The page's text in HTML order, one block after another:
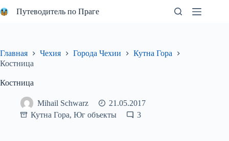
к
Путеводитель по Праге
Главная Чехия Города Чехии
Кутна Гора
Костница
Костница
Mihail Schwarz
21.05.2017
Кутна Гора, Юг объекты 3